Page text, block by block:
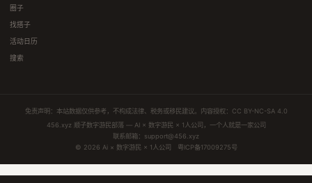
圈子
找搭子
活动日历
搜索
免责声明：本站数据仅供参考，不构成法律、税务或移民建议。内容授权： CC BY-NC-SA 4.0
456.xyz 顺子数字游民部落 — AI × 数字游民 × 1人公司，一个人就是一家公司
联系邮箱： support@456.xyz
© 2026 Ai × 数字游民 × 1人公司
粤ICP备17009275号